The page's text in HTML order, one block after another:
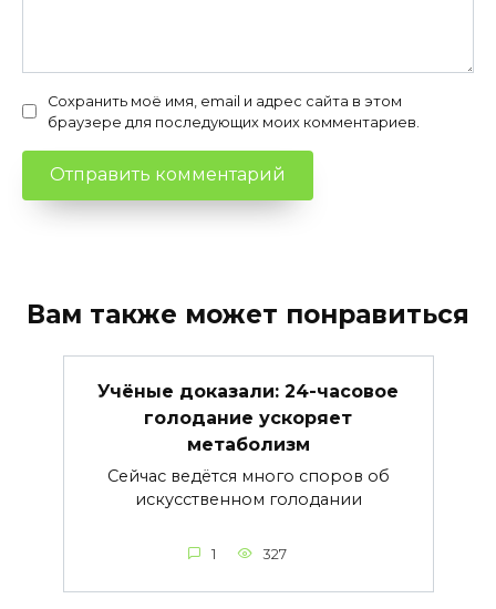
Сохранить моё имя, email и адрес сайта в этом
браузере для последующих моих комментариев.
Вам также может понравиться
Учёные доказали: 24-часовое
голодание ускоряет
метаболизм
Сейчас ведётся много споров об
искусственном голодании
1 327